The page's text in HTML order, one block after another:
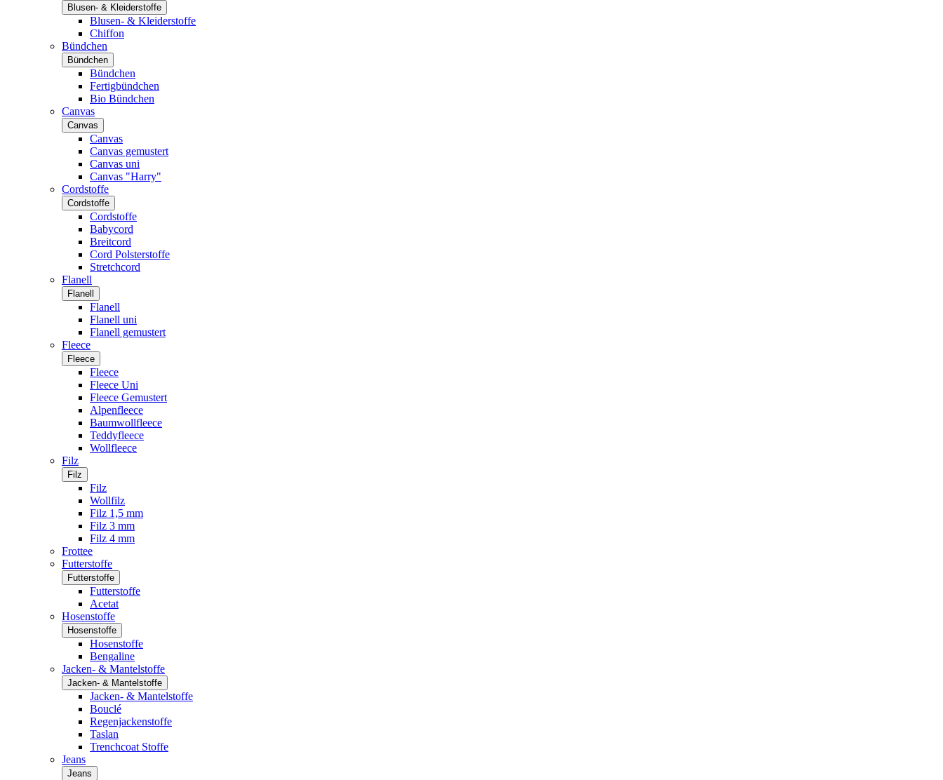
Blusen- & Kleiderstoffe
Blusen- & Kleiderstoffe
Chiffon
Bündchen
Bündchen
Bündchen
Fertigbündchen
Bio Bündchen
Canvas
Canvas
Canvas
Canvas gemustert
Canvas uni
Canvas "Harry"
Cordstoffe
Cordstoffe
Cordstoffe
Babycord
Breitcord
Cord Polsterstoffe
Stretchcord
Flanell
Flanell
Flanell
Flanell uni
Flanell gemustert
Fleece
Fleece
Fleece
Fleece Uni
Fleece Gemustert
Alpenfleece
Baumwollfleece
Teddyfleece
Wollfleece
Filz
Filz
Filz
Wollfilz
Filz 1,5 mm
Filz 3 mm
Filz 4 mm
Frottee
Futterstoffe
Futterstoffe
Futterstoffe
Acetat
Hosenstoffe
Hosenstoffe
Hosenstoffe
Bengaline
Jacken- & Mantelstoffe
Jacken- & Mantelstoffe
Jacken- & Mantelstoffe
Bouclé
Regenjackenstoffe
Taslan
Trenchcoat Stoffe
Jeans
Jeans